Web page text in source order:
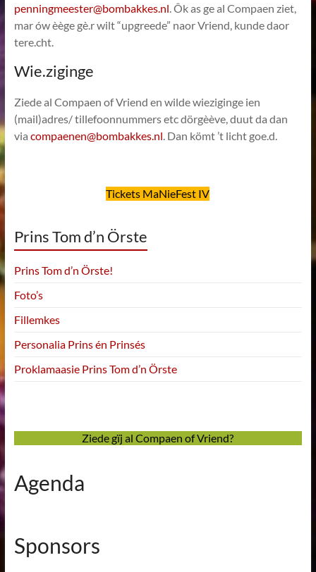
penningmeester@bombakkes.nl. Ôk as ge al Compaen ziet,
mar ów èège gè.r wilt “upgreede” naor Vriend, kunde daor
tere.cht.
Wie.ziginge
Ziede al Compaen of Vriend en wilde wieziginge ien
(mail)adres/ tillefoonnummers etc dörgèève, duut da dan
via compaenen@bombakkes.nl. Dan kömt ’t licht goe.d.
Tickets MaNieFest IV
Prins Tom d’n Örste
Prins Tom d’n Örste!
Foto’s
Fillemkes
Personalia Prins én Prinsés
Proklamaasie Prins Tom d’n Örste
Ziede gïj al Compaen of Vriend?
Agenda
Sponsors